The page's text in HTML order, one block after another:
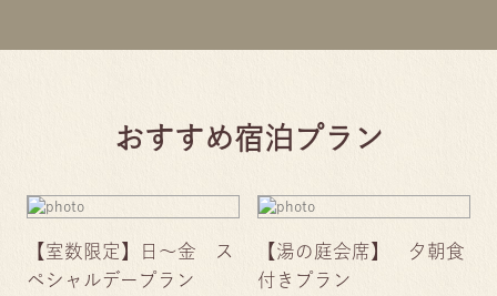
おすすめ宿泊プラン
【室数限定】日～金 ス
ペシャルデープラン
【湯の庭会席】 夕朝食
付きプラン